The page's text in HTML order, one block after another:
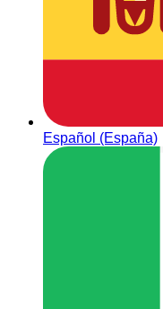
Español (España)